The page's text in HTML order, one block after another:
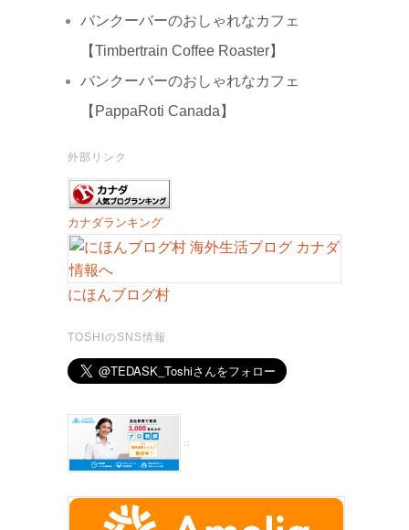
バンクーバーのおしゃれなカフェ
【Timbertrain Coffee Roaster】
バンクーバーのおしゃれなカフェ
【PappaRoti Canada】
外部リンク
カナダランキング
にほんブログ村
TOSHIのSNS情報